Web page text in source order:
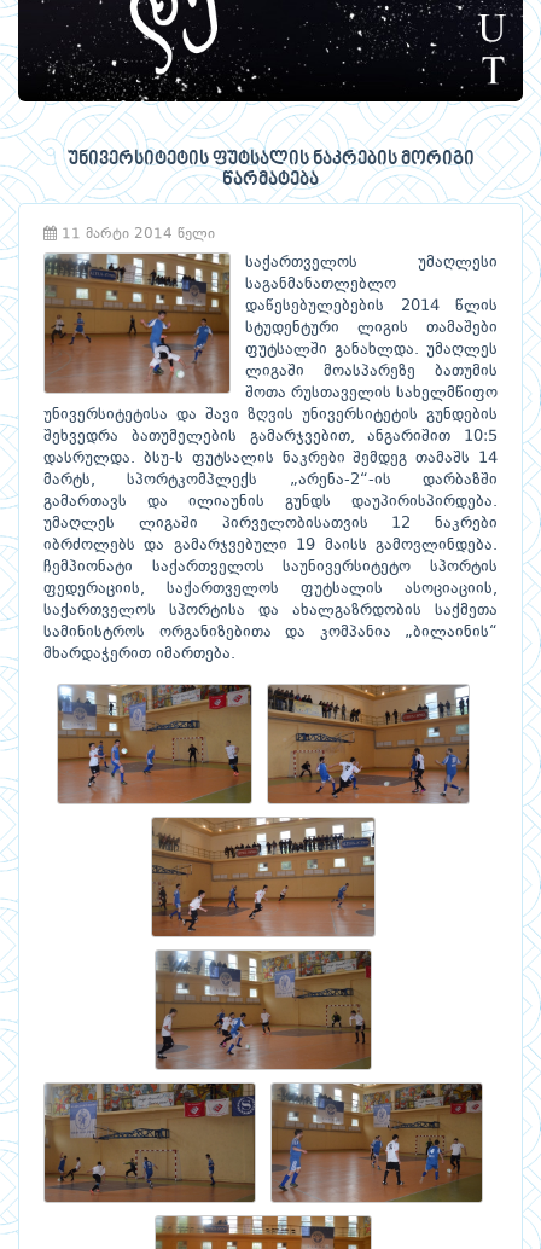
უნივერსიტეტის ფუტსალის ნაკრების მორიგი
წარმატება
11 მარტი 2014 წელი
საქართველოს უმაღლესი
საგანმანათლებლო
დაწესებულებების 2014 წლის
სტუდენტური ლიგის თამაშები
ფუტსალში განახლდა. უმაღლეს
ლიგაში მოასპარეზე ბათუმის
შოთა რუსთაველის სახელმწიფო
უნივერსიტეტისა და შავი ზღვის უნივერსიტეტის გუნდების
შეხვედრა ბათუმელების გამარჯვებით, ანგარიშით 10:5
დასრულდა. ბსუ-ს ფუტსალის ნაკრები შემდეგ თამაშს 14
მარტს, სპორტკომპლექს „არენა-2“-ის დარბაზში
გამართავს და ილიაუნის გუნდს დაუპირისპირდება.
უმაღლეს ლიგაში პირველობისათვის 12 ნაკრები
იბრძოლებს და გამარჯვებული 19 მაისს გამოვლინდება.
ჩემპიონატი საქართველოს საუნივერსიტეტო სპორტის
ფედერაციის, საქართველოს ფუტსალის ასოციაციის,
საქართველოს სპორტისა და ახალგაზრდობის საქმეთა
სამინისტროს ორგანიზებითა და კომპანია „ბილაინის“
მხარდაჭერით იმართება.